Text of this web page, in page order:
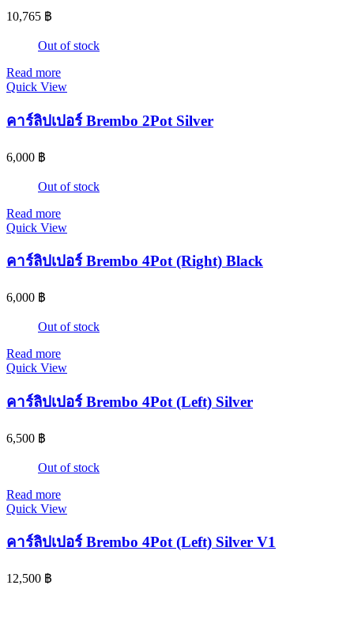
10,765 ฿
Out of stock
Read more
Quick View
คาร์ลิปเปอร์ Brembo 2Pot Silver
6,000 ฿
Out of stock
Read more
Quick View
คาร์ลิปเปอร์ Brembo 4Pot (Right) Black
6,000 ฿
Out of stock
Read more
Quick View
คาร์ลิปเปอร์ Brembo 4Pot (Left) Silver
6,500 ฿
Out of stock
Read more
Quick View
คาร์ลิปเปอร์ Brembo 4Pot (Left) Silver V1
12,500 ฿